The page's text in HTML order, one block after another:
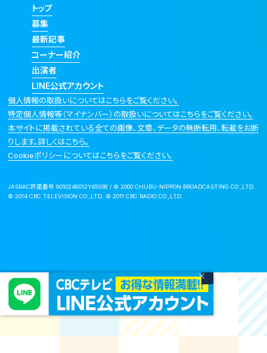
トップ
募集
最新記事
コーナー紹介
出演者
LINE公式アカウント
個人情報の取扱いについてはこちらをご覧ください。
特定個人情報等（マイナンバー）の取扱いについてはこちらをご覧ください。
本サイトに掲載されている全ての画像、文章、データの無断転用、転載をお断
りします。詳しくはこちら。
Cookieポリシーについてはこちらをご覧ください。
JASRAC許諾番号 9010248012Y45038 / © 2000 CHUBU-NIPPON BROADCASTING CO.,LTD.
© 2014 CBC TELEVISION CO.,LTD. © 2011 CBC RADIO CO.,LTD.